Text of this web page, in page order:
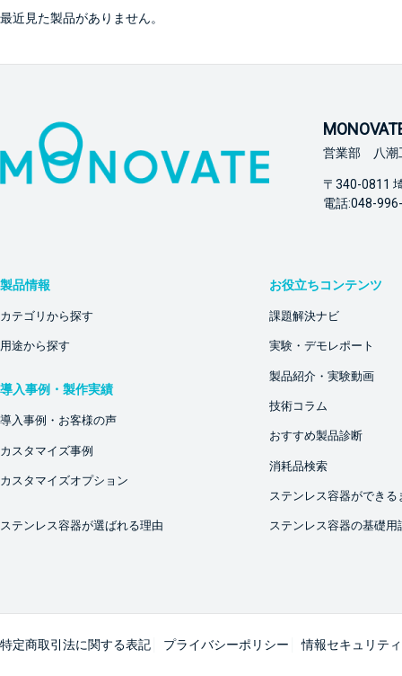
最近見た製品がありません。
営業部 八潮
〒340-0811
電話:048-
製品情報
カテゴリから探す
用途から探す
導入事例・製作実績
導入事例・お客様の声
カスタマイズ事例
カスタマイズオプション
ステンレス容器が選ばれる理由
お役立ちコンテンツ
課題解決ナビ
実験・デモレポート
製品紹介・実験動画
技術コラム
おすすめ製品診断
消耗品検索
ステンレス容器ができる
ステンレス容器の基礎用
特定商取引法に関する表記 プライバシーポリシー 情報セキュリテ